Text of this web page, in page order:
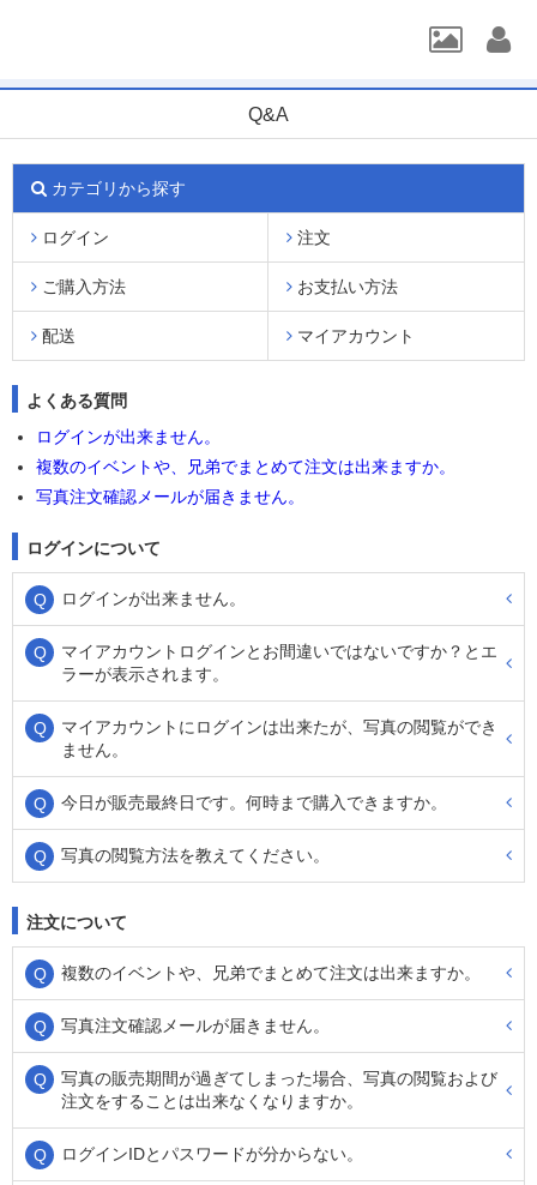
Q&A
カテゴリから探す
ログイン 注文
ご購入方法 お支払い方法
配送 マイアカウント
よくある質問
ログインが出来ません。
複数のイベントや、兄弟でまとめて注文は出来ますか。
写真注文確認メールが届きません。
ログインについて
ログインが出来ません。
マイアカウントログインとお間違いではないですか？とエ
ラーが表示されます。
マイアカウントにログインは出来たが、写真の閲覧ができ
ません。
今日が販売最終日です。何時まで購入できますか。
写真の閲覧方法を教えてください。
注文について
複数のイベントや、兄弟でまとめて注文は出来ますか。
写真注文確認メールが届きません。
写真の販売期間が過ぎてしまった場合、写真の閲覧および
注文をすることは出来なくなりますか。
ログインIDとパスワードが分からない。